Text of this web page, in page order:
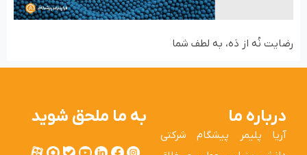
رضایت نُه از دَه، به لطف شما
درباره ما
آریا پلیمر پیشگام شرکتی
به ما ملحق شوید